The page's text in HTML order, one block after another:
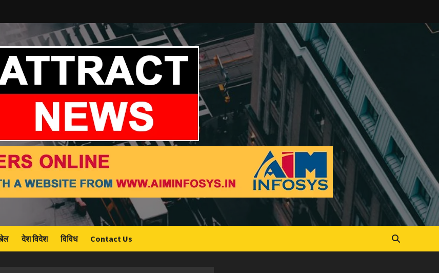
देश विदेश विविध Contact Us